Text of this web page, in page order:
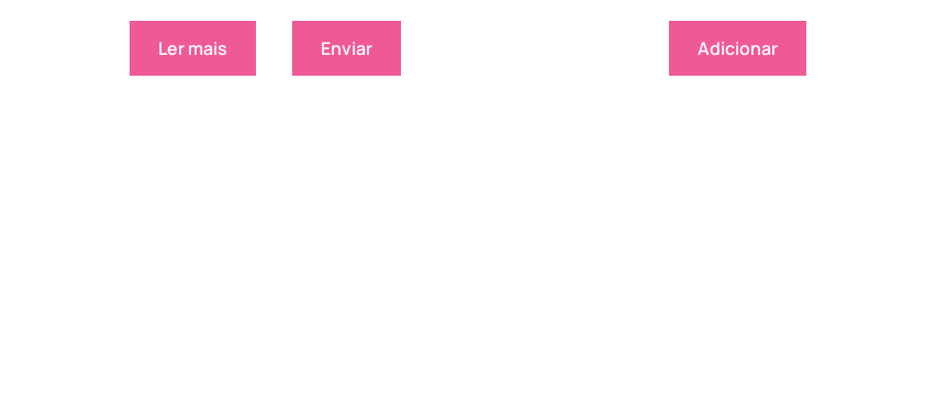
Ler mais Enviar Adicionar